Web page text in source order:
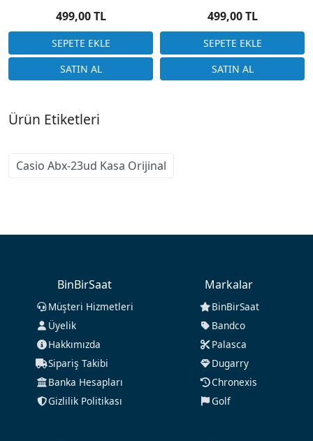
499,00 TL
499,00 TL
Ürün Etiketleri
Casio Abx-23ud Kasa Orijinal
BinBirSaat
Müşteri Hizmetleri
Üyelik
Hakkımızda
Sipariş Takibi
Banka Hesapları
Gizlilik Politikası
Markalar
BinBirSaat
Bandco
Palasca
Dugarry
Chronexis
Golf